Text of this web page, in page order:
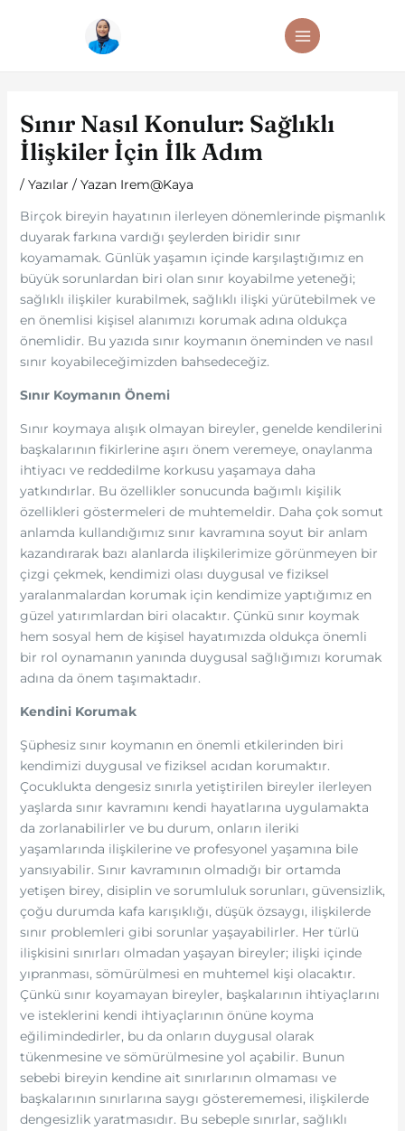
MAIN
MENU
Sınır Nasıl Konulur: Sağlıklı
İlişkiler İçin İlk Adım
/ Yazılar / Yazan Irem@Kaya
Birçok bireyin hayatının ilerleyen dönemlerinde pişmanlık
duyarak farkına vardığı şeylerden biridir sınır
koyamamak. Günlük yaşamın içinde karşılaştığımız en
büyük sorunlardan biri olan sınır koyabilme yeteneği;
sağlıklı ilişkiler kurabilmek, sağlıklı ilişki yürütebilmek ve
en önemlisi kişisel alanımızı korumak adına oldukça
önemlidir. Bu yazıda sınır koymanın öneminden ve nasıl
sınır koyabileceğimizden bahsedeceğiz.
Sınır Koymanın Önemi
Sınır koymaya alışık olmayan bireyler, genelde kendilerini
başkalarının fikirlerine aşırı önem veremeye, onaylanma
ihtiyacı ve reddedilme korkusu yaşamaya daha
yatkındırlar. Bu özellikler sonucunda bağımlı kişilik
özellikleri göstermeleri de muhtemeldir. Daha çok somut
anlamda kullandığımız sınır kavramına soyut bir anlam
kazandırarak bazı alanlarda ilişkilerimize görünmeyen bir
çizgi çekmek, kendimizi olası duygusal ve fiziksel
yaralanmalardan korumak için kendimize yaptığımız en
güzel yatırımlardan biri olacaktır. Çünkü sınır koymak
hem sosyal hem de kişisel hayatımızda oldukça önemli
bir rol oynamanın yanında duygusal sağlığımızı korumak
adına da önem taşımaktadır.
Kendini Korumak
Şüphesiz sınır koymanın en önemli etkilerinden biri
kendimizi duygusal ve fiziksel acıdan korumaktır.
Çocuklukta dengesiz sınırla yetiştirilen bireyler ilerleyen
yaşlarda sınır kavramını kendi hayatlarına uygulamakta
da zorlanabilirler ve bu durum, onların ileriki
yaşamlarında ilişkilerine ve profesyonel yaşamına bile
yansıyabilir. Sınır kavramının olmadığı bir ortamda
yetişen birey, disiplin ve sorumluluk sorunları, güvensizlik,
çoğu durumda kafa karışıklığı, düşük özsaygı, ilişkilerde
sınır problemleri gibi sorunlar yaşayabilirler. Her türlü
ilişkisini sınırları olmadan yaşayan bireyler; ilişki içinde
yıpranması, sömürülmesi en muhtemel kişi olacaktır.
Çünkü sınır koyamayan bireyler, başkalarının ihtiyaçlarını
ve isteklerini kendi ihtiyaçlarının önüne koyma
eğilimindedirler, bu da onların duygusal olarak
tükenmesine ve sömürülmesine yol açabilir. Bunun
sebebi bireyin kendine ait sınırlarının olmaması ve
başkalarının sınırlarına saygı gösterememesi, ilişkilerde
dengesizlik yaratmasıdır. Bu sebeple sınırlar, sağlıklı